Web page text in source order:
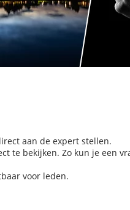
aan de expert stellen.
te bekijken. Zo kun je een
voor leden.